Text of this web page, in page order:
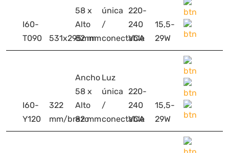
I60-
T090
531x295mm
58 x
Alto
82 mm
única
/
conectable
220-
240
VCA
15,5-
29W
I60-
Y120
322
mm/brazo
Ancho
58 x
Alto
82 mm
Luz
única
/
conectable
220-
240
VCA
15,5-
29W